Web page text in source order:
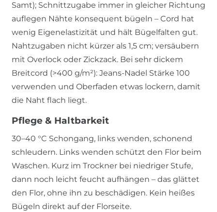
Samt); Schnittzugabe immer in gleicher Richtung
auflegen Nähte konsequent bügeln – Cord hat
wenig Eigenelastizität und hält Bügelfalten gut.
Nahtzugaben nicht kürzer als 1,5 cm; versäubern
mit Overlock oder Zickzack. Bei sehr dickem
Breitcord (>400 g/m²): Jeans-Nadel Stärke 100
verwenden und Oberfaden etwas lockern, damit
die Naht flach liegt.
Pflege & Haltbarkeit
30–40 °C Schongang, links wenden, schonend
schleudern. Links wenden schützt den Flor beim
Waschen. Kurz im Trockner bei niedriger Stufe,
dann noch leicht feucht aufhängen – das glättet
den Flor, ohne ihn zu beschädigen. Kein heißes
Bügeln direkt auf der Florseite.